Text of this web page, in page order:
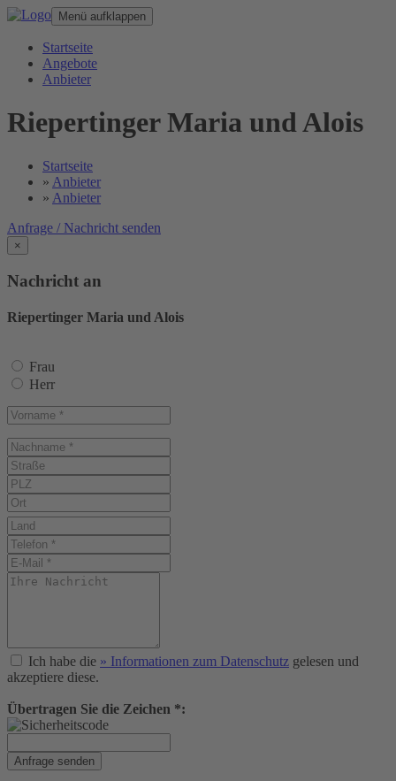
Menü aufklappen
Startseite
Angebote
Anbieter
Riepertinger Maria und Alois
Startseite
» Anbieter
» Anbieter
Anfrage / Nachricht senden
×
Nachricht an
Riepertinger Maria und Alois
Frau
Herr
Ich habe die » Informationen zum Datenschutz gelesen und
akzeptiere diese.
Übertragen Sie die Zeichen *:
Anfrage senden